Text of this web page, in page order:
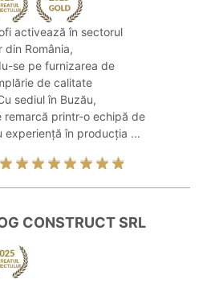
activează în sectorul
România,
se pe furnizarea de
de calitate
sediul în Buzău,
remarcă printr-o echipă de
experiență în producția ...
CONSTRUCT SRL